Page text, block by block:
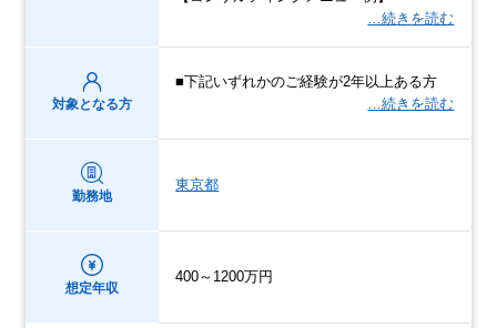
…続きを読む
対象となる方
■下記いずれかのご経験が2年以上ある方
…続きを読む
勤務地
東京都
想定年収
400～1200万円